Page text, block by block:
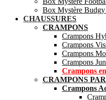
Box Mystère
CHAUSSURES
CRAMPONS
Crampons
Crampons
Crampons
Crampons
Crampons
CRAMPONS
Crampons